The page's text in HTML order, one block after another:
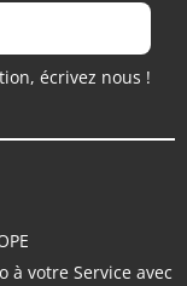
écrivez nous !
à votre Service avec